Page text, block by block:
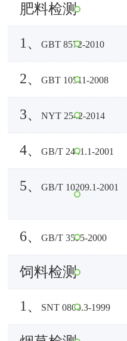
肥料检测
1、GBT 8572-2010
2、GBT 10511-2008
3、NYT 2542-2014
4、GB/T 2441.1-2001
5、GB/T 10209.1-2001
6、GB/T 3595-2000
饲料检测
1、 SNT 0800.3-1999